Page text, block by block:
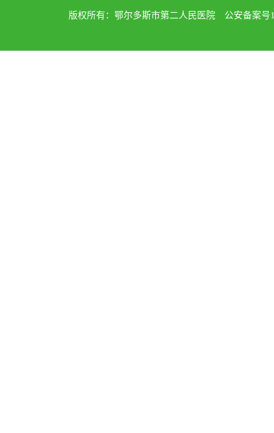
版权所有：鄂尔多斯市第二人民医院 公安备案